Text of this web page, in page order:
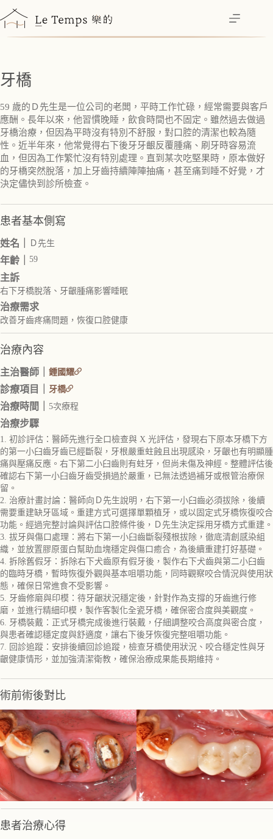
至
主
容
牙橋
59 歲的Ｄ先生是一位公司的老闆，平時工作忙碌，經常需要與客戶
應酬。長年以來，他習慣晚睡，飲食時間也不固定。雖然過去做過
牙橋治療，但因為平時沒有特別不舒服，對口腔的清潔也較為隨
性。近半年來，他常覺得右下後牙牙齦反覆腫痛、刷牙時容易流
血，但因為工作繁忙沒有特別處理。直到某次吃堅果時，原本做好
的牙橋突然脫落，加上牙齒持續陣陣抽痛，甚至痛到睡不好覺，才
決定儘快到診所檢查。
患者基本側寫
姓名｜ Ｄ先生
年齡｜ 59
主訴
右下牙橋脫落、牙齦腫痛影響睡眠
治療需求
改善牙齒疼痛問題，恢復口腔健康
治療內容
主治醫師｜ 鍾國耀
診療項目｜ 牙橋
治療時間｜ 5次療程
治療步驟
1. 初診評估：醫師先進行全口檢查與 X 光評估，發現右下原本牙橋下方
的第一小臼齒牙齒已經斷裂，牙根嚴重蛀蝕且出現感染，牙齦也有明顯腫
痛與壓痛反應。右下第二小臼齒則有蛀牙，但尚未傷及神經。整體評估後
確認右下第一小臼齒牙齒受損過於嚴重，已無法透過補牙或根管治療保
留。
2. 治療計畫討論：醫師向Ｄ先生說明，右下第一小臼齒必須拔除，後續
需要重建缺牙區域。重建方式可選擇單顆植牙，或以固定式牙橋恢復咬合
功能。經過完整討論與評估口腔條件後，Ｄ先生決定採用牙橋方式重建。
3. 拔牙與傷口處理：將右下第一小臼齒斷裂殘根拔除，徹底清創感染組
織，並放置膠原蛋白幫助血塊穩定與傷口癒合，為後續重建打好基礎。
4. 拆除舊假牙：拆除右下犬齒原有假牙後，製作右下犬齒與第二小臼齒
的臨時牙橋，暫時恢復外觀與基本咀嚼功能，同時觀察咬合情況與使用狀
態，確保日常進食不受影響。
5. 牙齒修磨與印模：待牙齦狀況穩定後，針對作為支撐的牙齒進行修
磨，並進行精細印模，製作客製化全瓷牙橋，確保密合度與美觀度。
6. 牙橋裝戴：正式牙橋完成後進行裝戴，仔細調整咬合高度與密合度，
與患者確認穩定度與舒適度，讓右下後牙恢復完整咀嚼功能。
7. 回診追蹤：安排後續回診追蹤，檢查牙橋使用狀況、咬合穩定性與牙
齦健康情形，並加強清潔衛教，確保治療成果能長期維持。
術前術後對比
患者治療心得